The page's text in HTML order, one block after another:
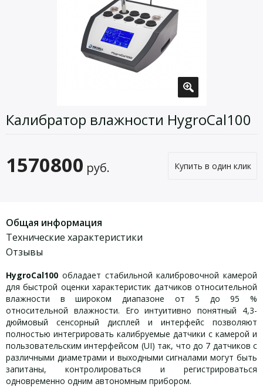
Калибратор влажности HygroCal100
1570800 руб. Купить в один клик
Общая информация
Технические характеристики
Отзывы
HygroCal100 обладает стабильной калибровочной камерой
для быстрой оценки характеристик датчиков относительной
влажности в широком диапазоне от 5 до 95 %
относительной влажности. Его интуитивно понятный 4,3-
дюймовый сенсорный дисплей и интерфейс позволяют
полностью интегрировать калибруемые датчики с камерой и
пользовательским интерфейсом (UI) так, что до 7 датчиков с
различными диаметрами и выходными сигналами могут быть
запитаны, контролироваться и регистрироваться
одновременно одним автономным прибором.